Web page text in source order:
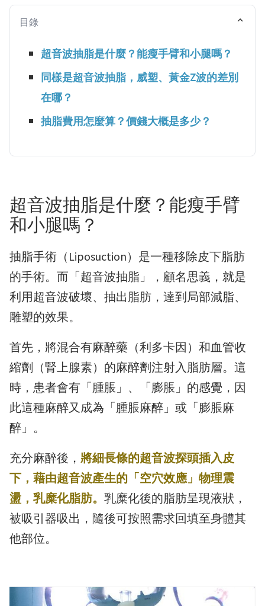
目錄
超音波抽脂是什麼？能瘦手臂和小腿嗎？
同樣是超音波抽脂，威塑、黃金Z波的差別
在哪？
抽脂費用怎麼算？價錢大概是多少？
超音波抽脂是什麼？能瘦手臂
和小腿嗎？
抽脂手術（Liposuction）是一種移除皮下脂肪
的手術。而「超音波抽脂」，顧名思義，就是
利用超音波破壞、抽出脂肪，達到局部減脂、
雕塑的效果。
首先，將混合有麻醉藥（利多卡因）和血管收
縮劑（腎上腺素）的麻醉劑注射入脂肪層。這
時，患者會有「腫脹」、「膨脹」的感覺，因
此這種麻醉又成為「腫脹麻醉」或「膨脹麻
醉」。
充分麻醉後， 將細長條的超音波探頭插入皮
下，藉由超音波產生的「空穴效應」物理震
盪，乳糜化脂肪。 乳糜化後的脂肪呈現液狀，
被吸引器吸出，隨後可按照需求回填至身體其
他部位。